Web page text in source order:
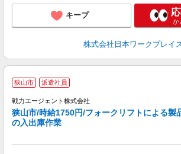
キープ
か
株式会社日本ワークプレイ
狭山市 派遣社員
戦力エージェント株式会社
狭山市/時給1750円/フォークリフトによる製
の入出庫作業